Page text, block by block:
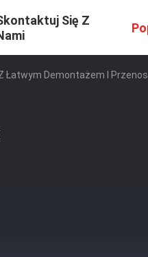
Się Z
Łatwym Demontażem I